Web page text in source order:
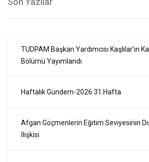
TUDPAM Başkan Yardımcısı Kaşlılar’ın
Bölümü Yayımlandı
Haftalık Gündem-2026 31.Hafta
Afgan Göçmenlerin Eğitim Seviyesinin
İlişkisi